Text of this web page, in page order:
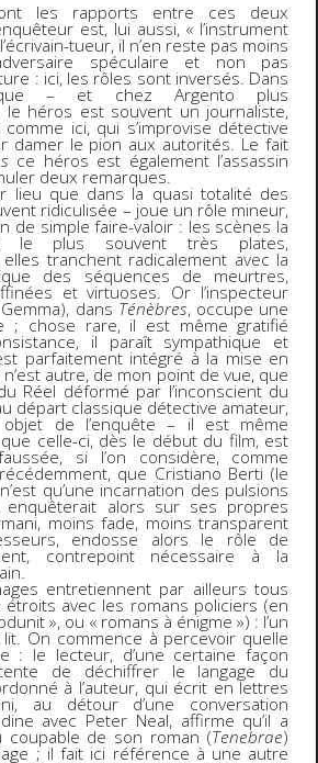
les rapports entre ces deux
est, lui aussi, « l’instrument
tueur, il n’en reste pas moins
spéculaire et non pas
: ici, les rôles sont inversés. Dans
– et chez Argento plus
le héros est souvent un journaliste,
ici, qui s’improvise détective
damer le pion aux autorités. Le fait
ce héros est également l’assassin
deux remarques.
lieu que dans la quasi totalité des
ridiculisée – joue un rôle mineur,
de simple faire-valoir : les scènes la
le plus souvent très plates,
tranchent radicalement avec la
des séquences de meurtres,
et virtuoses. Or l’inspecteur
dans Ténèbres, occupe une
; chose rare, il est même gratifié
il paraît sympathique et
parfaitement intégré à la mise en
autre, de mon point de vue, que
Réel déformé par l’inconscient du
départ classique détective amateur,
objet de l’enquête – il est même
celle-ci, dès le début du film, est
si l’on considère, comme
que Cristiano Berti (le
qu’une incarnation des pulsions
enquêterait alors sur ses propres
moins fade, moins transparent
endosse alors le rôle de
contrepoint nécessaire à la
entretiennent par ailleurs tous
avec les romans policiers (en
», ou « romans à énigme ») : l’un
lit. On commence à percevoir quelle
: le lecteur, d’une certaine façon
de déchiffrer le langage du
à l’auteur, qui écrit en lettres
au détour d’une conversation
avec Peter Neal, affirme qu’il a
coupable de son roman (Tenebrae)
; il fait ici référence à une autre